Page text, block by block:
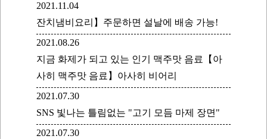
2021.11.04
잔치냄비요리】주문하면 설날에 배송 가능!
2021.08.26
지금 화제가 되고 있는 인기 맥주맛 음료【아
사히 맥주맛 음료】아사히 비어리
2021.07.30
SNS 빛나는 틀림없는 "고기 모듬 마제 장면"
2021.07.30